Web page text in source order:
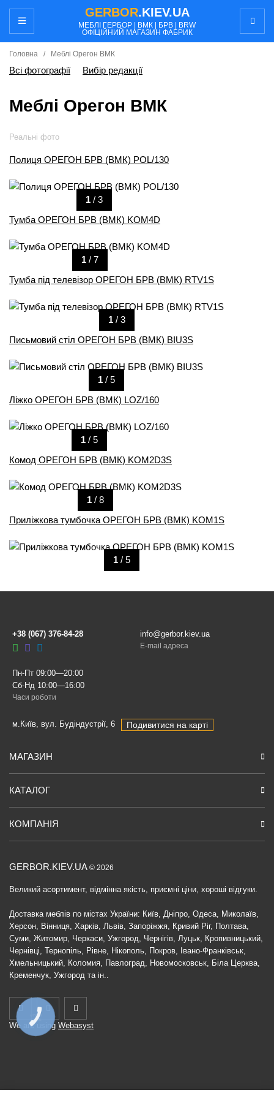
GERBOR.KIEV.UA
МЕБЛI ГЕРБОР | ВМК | БРВ | BRW
ОФІЦІЙНИЙ МАГАЗИН ФАБРИК
Головна / Меблi Орегон ВМК
Всі фотографії Вибір редакції
Меблi Орегон ВМК
Реальні фото
Полиця ОРЕГОН БРВ (ВМК) POL/130
1/ 3
Тумба ОРЕГОН БРВ (ВМК) KOM4D
1/ 7
Тумба під телевізор ОРЕГОН БРВ (ВМК) RTV1S
1/ 3
Письмовий стіл ОРЕГОН БРВ (ВМК) BIU3S
1/ 5
Ліжко ОРЕГОН БРВ (ВМК) LOZ/160
1/ 5
Комод ОРЕГОН БРВ (ВМК) KOM2D3S
1 / 8
Приліжкова тумбочка ОРЕГОН БРВ (ВМК) KOM1S
1 / 5
GERBOR.KIEV.UA © 2026
Великий асортимент, відмінна якість, приємні ціни, хороші відгуки.
Доставка меблів по містах України: Київ, Дніпро, Одеса, Миколаїв,
Херсон, Вінниця, Харків, Львів, Запоріжжя, Кривий Ріг, Полтава,
Суми, Житомир, Черкаси, Ужгород, Чернігів, Луцьк, Кропивницький,
Чернівці, Тернопіль, Рівне, Нікополь, Покров, Івано-Франківськ,
Хмельницький, Коломия, Павлоград, Новомосковськ, Біла Церква,
Кременчук, Ужгород та ін..
We are using Webasyst
МАГАЗИН
КАТАЛОГ
КОМПАНІЯ
+38 (067) 376-84-28 info@gerbor.kiev.ua
E-mail адреса
Пн-Пт 09:00—20:00
Сб-Нд 10:00—16:00
Часи роботи
м.Київ, вул. Будіндустрії, 6 Подивитися на карті
КНОПКА
ЗВ'ЯЗКУ